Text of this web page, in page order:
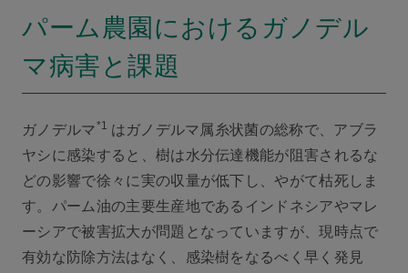
パーム農園におけるガノデル
マ病害と課題
ガノデルマ*1 はガノデルマ属糸状菌の総称で、アブラ
ヤシに感染すると、樹は水分伝達機能が阻害されるな
どの影響で徐々に実の収量が低下し、やがて枯死しま
す。パーム油の主要生産地であるインドネシアやマレ
ーシアで被害拡大が問題となっていますが、現時点で
有効な防除方法はなく、感染樹をなるべく早く発見